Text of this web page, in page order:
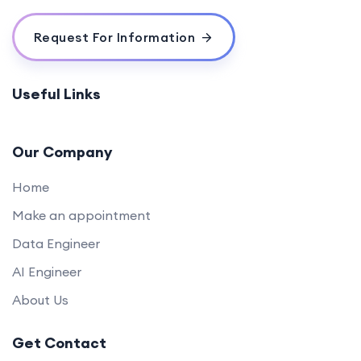
Request For Information
Useful Links
Our Company
Home
Make an appointment
Data Engineer
AI Engineer
About Us
Get Contact